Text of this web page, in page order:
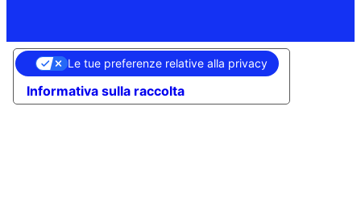
Informativa sulla raccolta
Le tue preferenze relative alla privacy